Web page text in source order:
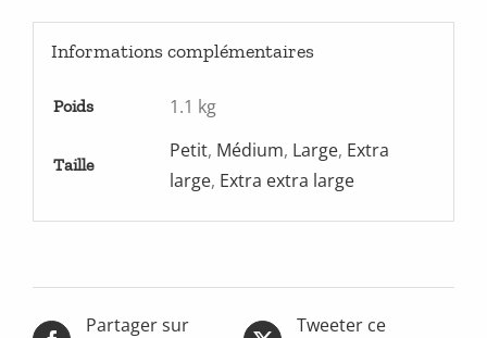
Informations complémentaires
Poids 1.1 kg
Taille
Petit, Médium, Large, Extra
large, Extra extra large
Partager sur
Tweeter ce